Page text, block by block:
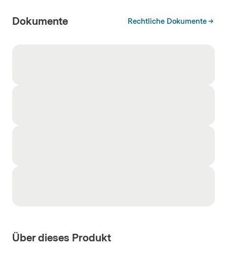
Dokumente Rechtliche Dokumente
Über dieses Produkt